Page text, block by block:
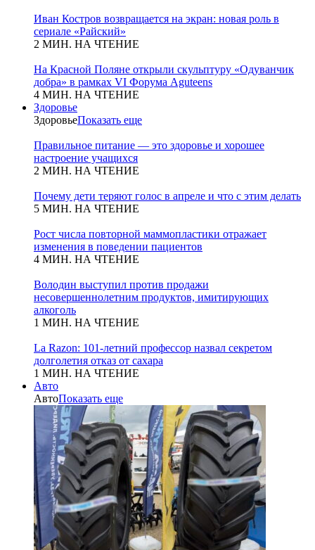
Иван Костров возвращается на экран: новая роль в
сериале «Райский»
2 МИН. НА ЧТЕНИЕ
На Красной Поляне открыли скульптуру «Одуванчик
добра» в рамках VI Форума Aguteens
4 МИН. НА ЧТЕНИЕ
Здоровье
ЗдоровьеПоказать еще
Правильное питание — это здоровье и хорошее
настроение учащихся
2 МИН. НА ЧТЕНИЕ
Почему дети теряют голос в апреле и что с этим делать
5 МИН. НА ЧТЕНИЕ
Рост числа повторной маммопластики отражает
изменения в поведении пациентов
4 МИН. НА ЧТЕНИЕ
Володин выступил против продажи
несовершеннолетним продуктов, имитирующих
алкоголь
1 МИН. НА ЧТЕНИЕ
La Razon: 101-летний профессор назвал секретом
долголетия отказ от сахара
1 МИН. НА ЧТЕНИЕ
Авто
АвтоПоказать еще